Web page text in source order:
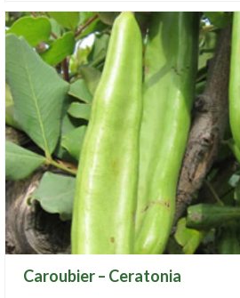
Caroubier – Ceratonia